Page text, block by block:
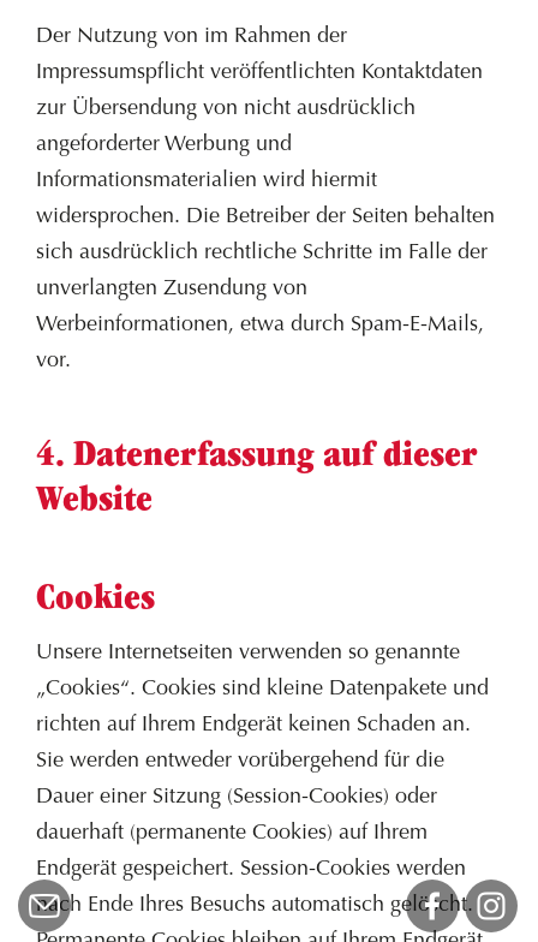
Der Nutzung von im Rahmen der
Impressumspflicht veröffentlichten Kontaktdaten
zur Übersendung von nicht ausdrücklich
angeforderter Werbung und
Informationsmaterialien wird hiermit
widersprochen. Die Betreiber der Seiten behalten
sich ausdrücklich rechtliche Schritte im Falle der
unverlangten Zusendung von
Werbeinformationen, etwa durch Spam-E-Mails,
vor.
4. Datenerfassung auf dieser
Website
Cookies
Unsere Internetseiten verwenden so genannte
„Cookies“. Cookies sind kleine Datenpakete und
richten auf Ihrem Endgerät keinen Schaden an.
Sie werden entweder vorübergehend für die
Dauer einer Sitzung (Session-Cookies) oder
dauerhaft (permanente Cookies) auf Ihrem
Endgerät gespeichert. Session-Cookies werden
nach Ende Ihres Besuchs automatisch gelöscht.